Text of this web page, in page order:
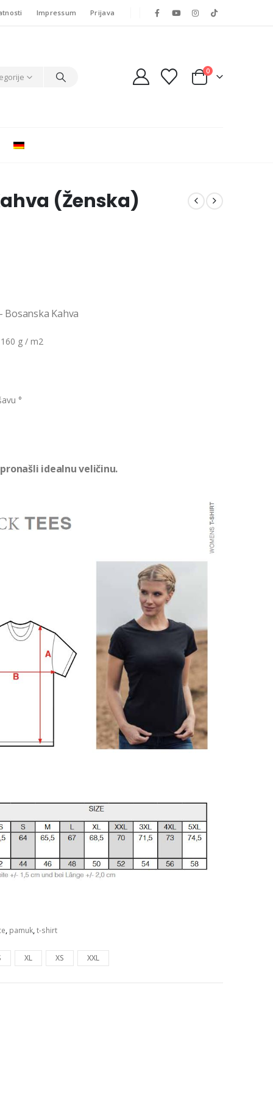
Impressum Prijava
0
(Ženska)
Bosanska Kahva
g / m2
°
idealnu veličinu.
, pamuk,t-shirt
XL XS XXL